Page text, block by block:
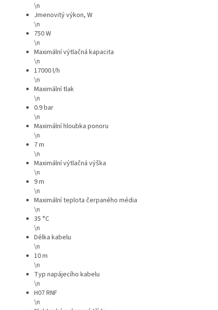
\n
Jmenovitý výkon, W
\n
750 W
\n
Maximální výtlačná kapacita
\n
17000 l/h
\n
Maximální tlak
\n
0.9 bar
\n
Maximální hloubka ponoru
\n
7 m
\n
Maximální výtlačná výška
\n
9 m
\n
Maximální teplota čerpaného média
\n
35 °C
\n
Délka kabelu
\n
10 m
\n
Typ napájecího kabelu
\n
H07 RNF
\n